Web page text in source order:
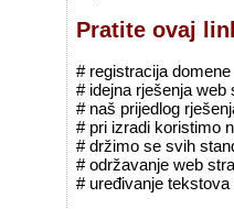
Pratite ovaj
# registracija
# idejna rješenja web
# naš prijedlog
# pri izradi koristimo
# držimo se svih
# održavanje web
# uređivanje